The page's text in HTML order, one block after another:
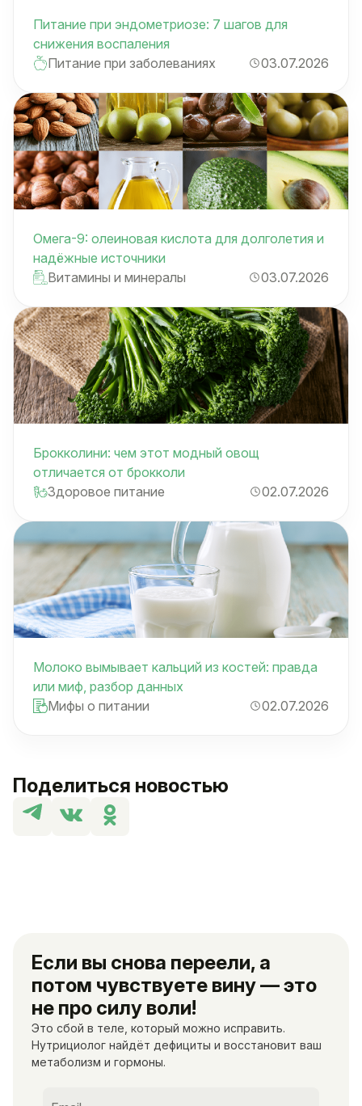
Поделиться новостью
Если вы снова переели, а
потом чувствуете вину — это
не про силу воли!
Это сбой в теле, который можно исправить.
Нутрициолог найдёт дефициты и восстановит ваш
метаболизм и гормоны.
Питание при эндометриозе: 7 шагов для
снижения воспаления
Питание при заболеваниях
03.07.2026
Омега-9: олеиновая кислота для долголетия и
надёжные источники
Витамины и минералы
03.07.2026
Брокколини: чем этот модный овощ
отличается от брокколи
Здоровое питание
02.07.2026
Молоко вымывает кальций из костей: правда
или миф, разбор данных
Мифы о питании
02.07.2026